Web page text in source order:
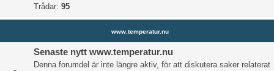
Trådar: 95
www.temperatur.nu
Senaste nytt www.temperatur.nu
Denna forumdel är inte längre aktiv, för att diskutera saker relaterat